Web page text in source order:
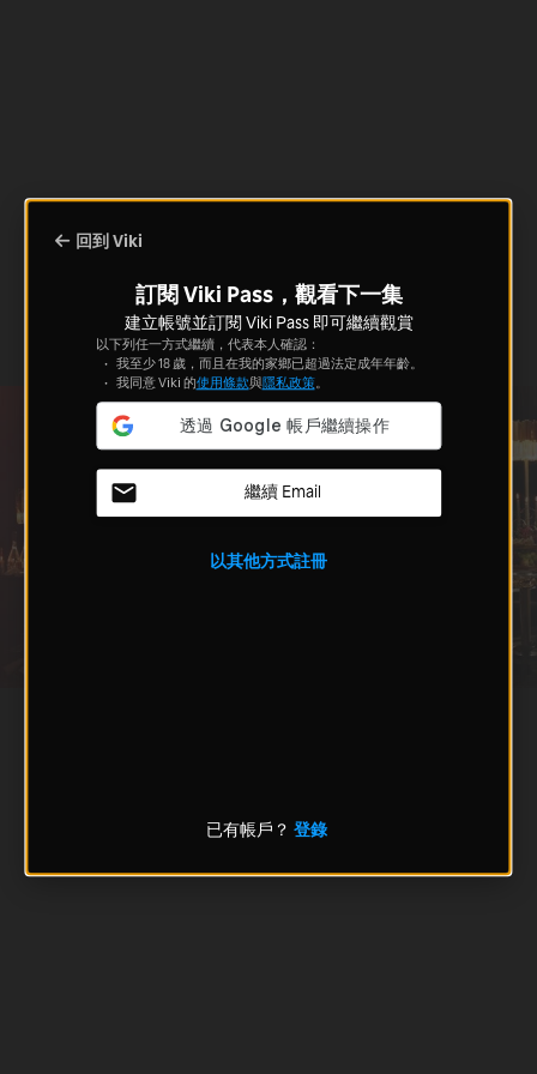
回到 Viki
訂閱 Viki Pass，觀看下一集
建立帳號並訂閱 Viki Pass 即可繼續觀賞
以下列任一方式繼續，代表本人確認：
我至少 18 歲，而且在我的家鄉已超過法定成年年齡。
我同意 Viki 的使用條款與隱私政策。
繼續 Email
以其他方式註冊
已有帳戶？ 登錄